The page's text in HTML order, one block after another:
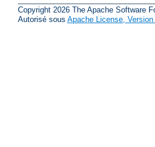
Copyright 2026 The Apache Software
Autorisé sous Apache License, Version